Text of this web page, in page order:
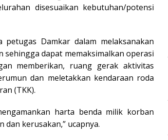
disesuaikan kebutuhan/potensi
Damkar dalam melaksanakan
sehingga dapat memaksimalkan operasi
memberikan, ruang gerak aktivitas
dan meletakkan kendaraan roda
(TKK).
harta benda milik korban
kerusakan,” ucapnya.